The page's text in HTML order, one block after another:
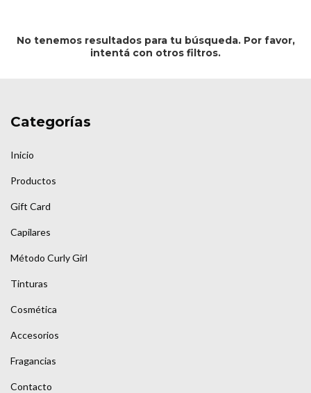
No tenemos resultados para tu búsqueda. Por favor,
intentá con otros filtros.
Categorías
Inicio
Productos
Gift Card
Capilares
Método Curly Girl
Tinturas
Cosmética
Accesorios
Fragancias
Contacto